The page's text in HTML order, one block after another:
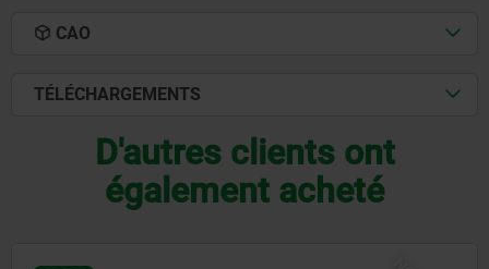
CAO
TÉLÉCHARGEMENTS
D'autres clients ont
également acheté